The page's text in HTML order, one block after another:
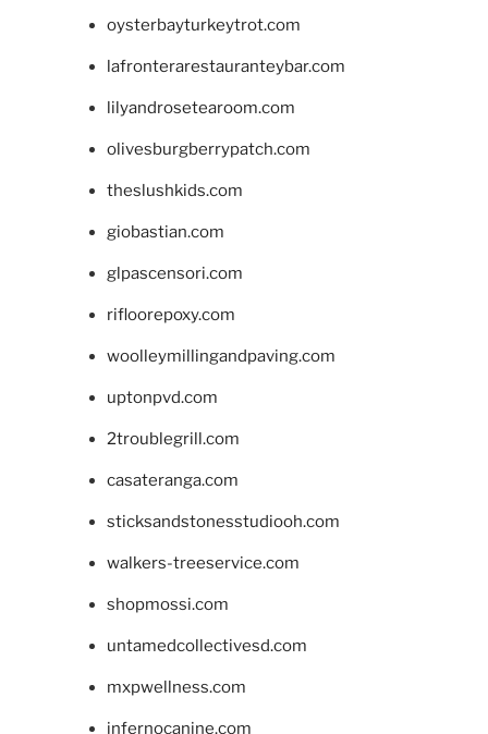
oysterbayturkeytrot.com
lafronterarestauranteybar.com
lilyandrosetearoom.com
olivesburgberrypatch.com
theslushkids.com
giobastian.com
glpascensori.com
rifloorepoxy.com
woolleymillingandpaving.com
uptonpvd.com
2troublegrill.com
casateranga.com
sticksandstonesstudiooh.com
walkers-treeservice.com
shopmossi.com
untamedcollectivesd.com
mxpwellness.com
infernocanine.com